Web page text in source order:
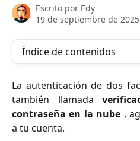
Escrito por Edy
19 de septiembre de 2025
Índice de contenidos
La autenticación de dos
también llamada
contraseña en la nube ,
a tu cuenta.